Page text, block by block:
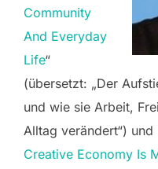
Community
And Everyday
Life“
(übersetzt: „Der
und wie sie Arbeit,
Alltag verändert“) und
Creative Economy Is